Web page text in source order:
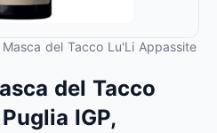
del Tacco Lu'Li Appassite
del Tacco
IGP,